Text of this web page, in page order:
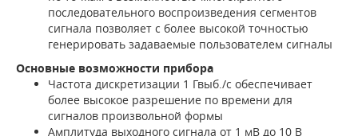
последовательного воспроизведения сегментов
сигнала позволяет с более высокой точностью
генерировать задаваемые пользователем сигналы
Основные возможности прибора
Частота дискретизации 1 Гвыб./с обеспечивает
более высокое разрешение по времени для
сигналов произвольной формы
Амплитуда выходного сигнала от 1 мВ до 10 В